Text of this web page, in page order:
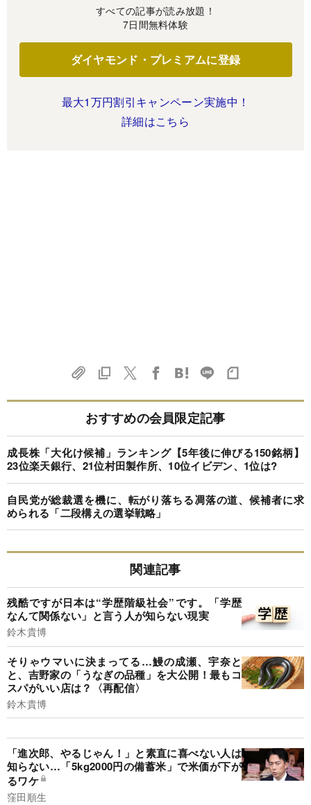
すべての記事が読み放題！
7日間無料体験
ダイヤモンド・プレミアムに登録
最大1万円割引キャンペーン実施中！
詳細はこちら
おすすめの会員限定記事
成長株「大化け候補」ランキング【5年後に伸びる150銘柄】
23位楽天銀行、21位村田製作所、10位イビデン、1位は?
自民党が総裁選を機に、転がり落ちる凋落の道、候補者に求
められる「二段構えの選挙戦略」
関連記事
残酷ですが日本は“学歴階級社会”です。「学歴
なんて関係ない」と言う人が知らない現実
鈴木貴博
そりゃウマいに決まってる…鰻の成瀬、宇奈と
と、吉野家の「うなぎの品種」を大公開！最もコ
スパがいい店は？〈再配信〉
鈴木貴博
「進次郎、やるじゃん！」と素直に喜べない人は
知らない…「5kg2000円の備蓄米」で米価が下が
るワケ
窪田順生